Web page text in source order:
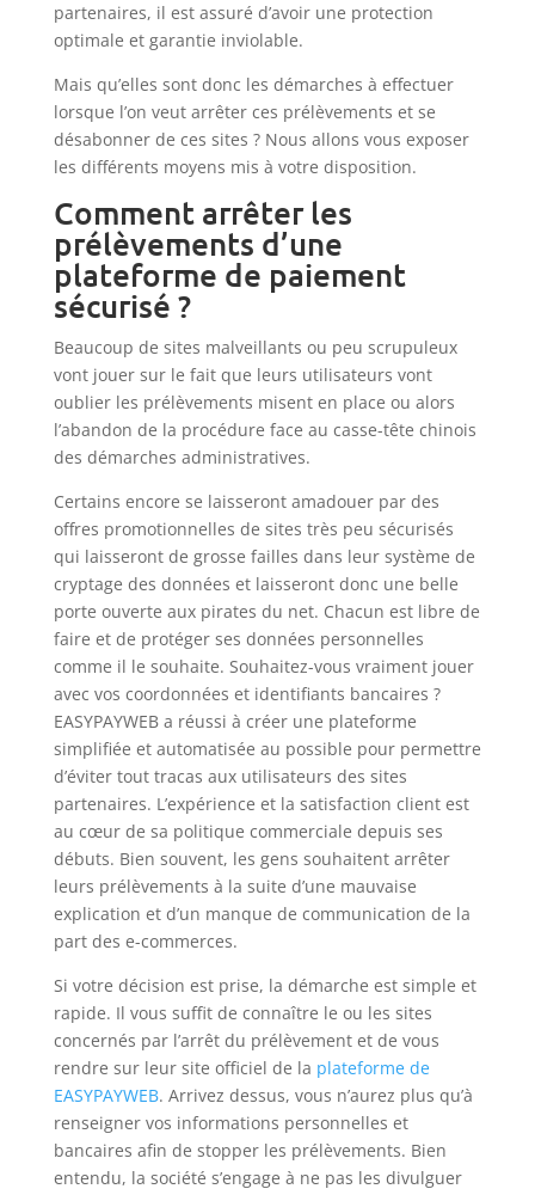
partenaires, il est assuré d’avoir une protection
optimale et garantie inviolable.
Mais qu’elles sont donc les démarches à effectuer
lorsque l’on veut arrêter ces prélèvements et se
désabonner de ces sites ? Nous allons vous exposer
les différents moyens mis à votre disposition.
Comment arrêter les
prélèvements d’une
plateforme de paiement
sécurisé ?
Beaucoup de sites malveillants ou peu scrupuleux
vont jouer sur le fait que leurs utilisateurs vont
oublier les prélèvements misent en place ou alors
l’abandon de la procédure face au casse-tête chinois
des démarches administratives.
Certains encore se laisseront amadouer par des
offres promotionnelles de sites très peu sécurisés
qui laisseront de grosse failles dans leur système de
cryptage des données et laisseront donc une belle
porte ouverte aux pirates du net. Chacun est libre de
faire et de protéger ses données personnelles
comme il le souhaite. Souhaitez-vous vraiment jouer
avec vos coordonnées et identifiants bancaires ?
EASYPAYWEB a réussi à créer une plateforme
simplifiée et automatisée au possible pour permettre
d’éviter tout tracas aux utilisateurs des sites
partenaires. L’expérience et la satisfaction client est
au cœur de sa politique commerciale depuis ses
débuts. Bien souvent, les gens souhaitent arrêter
leurs prélèvements à la suite d’une mauvaise
explication et d’un manque de communication de la
part des e-commerces.
Si votre décision est prise, la démarche est simple et
rapide. Il vous suffit de connaître le ou les sites
concernés par l’arrêt du prélèvement et de vous
rendre sur leur site officiel de la plateforme de
EASYPAYWEB. Arrivez dessus, vous n’aurez plus qu’à
renseigner vos informations personnelles et
bancaires afin de stopper les prélèvements. Bien
entendu, la société s’engage à ne pas les divulguer